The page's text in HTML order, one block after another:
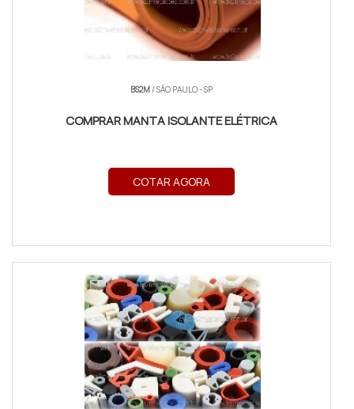
BS2M / SÃO PAULO - SP
COMPRAR MANTA ISOLANTE ELÉTRICA
COTAR AGORA